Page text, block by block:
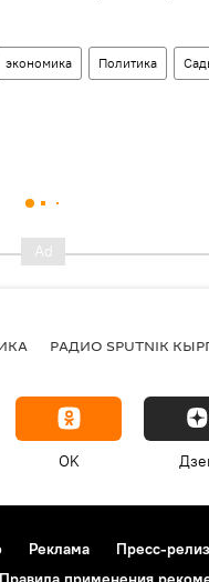
экономика Политика
РАДИО SPUTNIK
OK
Реклама Пресс-